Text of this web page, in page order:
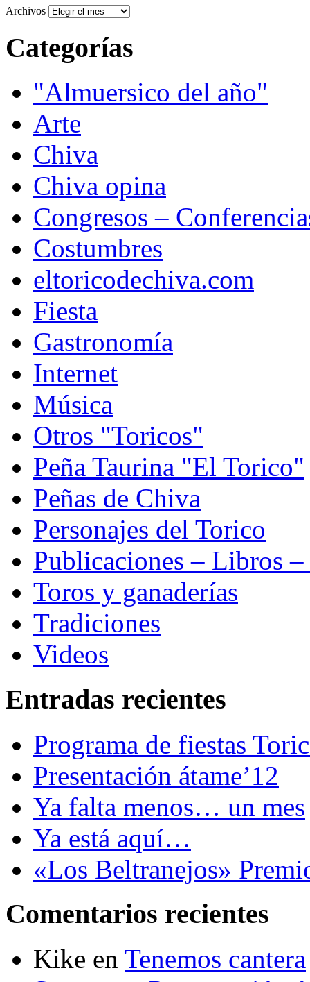
Archivos
Categorías
"Almuersico del año"
Arte
Chiva
Chiva opina
Congresos –
Costumbres
eltoricodechiva.com
Fiesta
Gastronomía
Internet
Música
Otros "Toricos"
Peña Taurina "El Torico"
Peñas de Chiva
Personajes del Torico
Publicaciones – Libros –
Toros y ganaderías
Tradiciones
Videos
Entradas recientes
Programa de fiestas
Presentación átame’12
Ya falta menos… un mes
Ya está aquí…
«Los Beltranejos»
Comentarios recientes
Kike en Tenemos cantera